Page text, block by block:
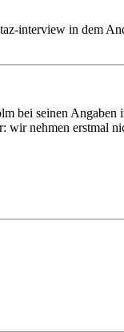
interview in dem
bei seinen Angaben
nehmen erstmal